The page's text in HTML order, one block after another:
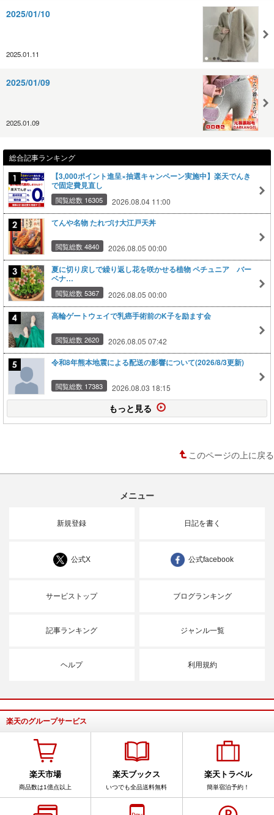
2025/01/10
2025.01.11
2025/01/09
2025.01.09
総合記事ランキング
【3,000ポイント進呈×抽選キャンペーン実施中】楽天でんき
で固定費見直し
閲覧総数 16305 2026.08.04 11:00
てんや名物 たれづけ大江戸天丼
閲覧総数 4840 2026.08.05 00:00
夏に切り戻しで繰り返し花を咲かせる植物 ペチュニア バー
ベナ…
閲覧総数 5367 2026.08.05 00:00
高輪ゲートウェイで乳癌手術前のK子を励ます会
閲覧総数 2620 2026.08.05 07:42
令和8年熊本地震による配送の影響について(2026/8/3更新)
閲覧総数 17383 2026.08.03 18:15
もっと見る
このページの上に戻る
メニュー
新規登録 日記を書く
公式X 公式facebook
サービストップ ブログランキング
記事ランキング ジャンル一覧
ヘルプ 利用規約
楽天のグループサービス
楽天市場
商品数は1億点以上
楽天ブックス
いつでも全品送料無料
楽天トラベル
簡単宿泊予約！